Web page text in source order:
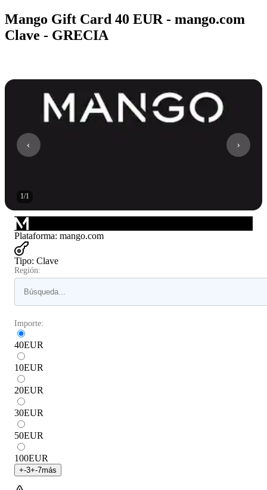
Mango Gift Card 40 EUR - mango.com
Clave - GRECIA
1/1
Plataforma: mango.com
Tipo: Clave
Región:
Importe:
40EUR
10EUR
20EUR
30EUR
50EUR
100EUR
+-3+-7más